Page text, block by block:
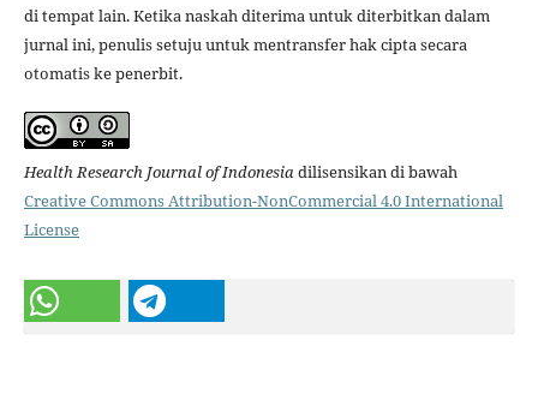
di tempat lain. Ketika naskah diterima untuk diterbitkan dalam
jurnal ini, penulis setuju untuk mentransfer hak cipta secara
otomatis ke penerbit.
Health Research Journal of Indonesiadilisensikan di bawah
Creative Commons Attribution-NonCommercial 4.0 International
License